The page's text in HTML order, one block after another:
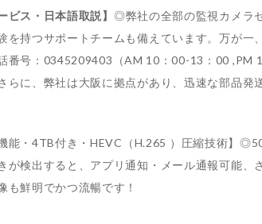
ビス・日本語取説】 ◎弊社の全部の監視カメラ
を持つサポートチームも備えています。万が
番号：0345209403（AM 10：00-13：00 ,PM
に、弊社は大阪に拠点があり、迅速な部品発
機能・4TB付き・HEVC（H.265 ）圧縮技術】
が検出すると、アプリ通知・メール通報可能
も鮮明でかつ流暢です！